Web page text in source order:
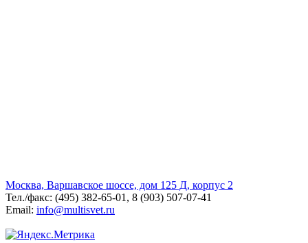
Москва, Варшавское шоссе, дом 125 Д, корпус 2
Тел./факс: (495) 382-65-01, 8 (903) 507-07-41
Email: info@multisvet.ru